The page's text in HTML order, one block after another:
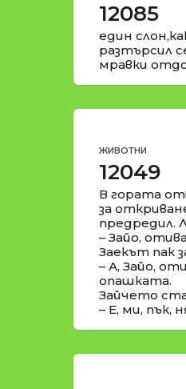
12085
един
разтърсил
мравки
ЖИВОТНИ
12049
В гората
за
предредил.
– Зайо,
Заекът пак
– А, Зайо,
опашката.
Зайчето
– Е, ми, пък,